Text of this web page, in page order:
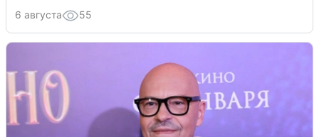
6 августа 55